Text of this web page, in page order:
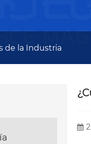
de la Industria